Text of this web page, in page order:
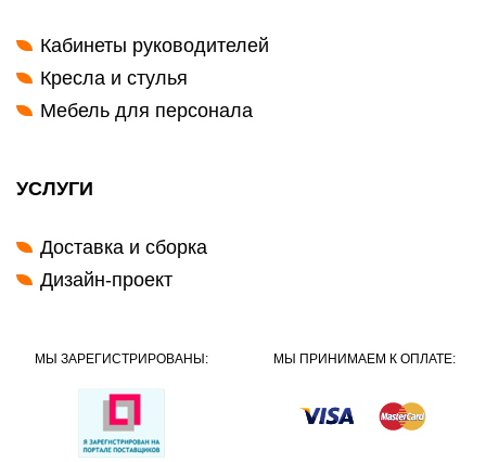
Кабинеты руководителей
Кресла и стулья
Мебель для персонала
УСЛУГИ
Доставка и сборка
Дизайн-проект
МЫ ЗАРЕГИСТРИРОВАНЫ: МЫ ПРИНИМАЕМ К ОПЛАТЕ: